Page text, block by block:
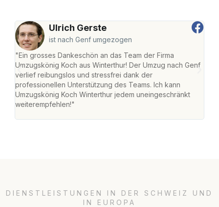
Ulrich Gerste
ist nach Genf umgezogen
"Ein grosses Dankeschön an das Team der Firma
Umzugskönig Koch aus Winterthur! Der Umzug nach Genf
verlief reibungslos und stressfrei dank der
professionellen Unterstützung des Teams. Ich kann
Umzugskönig Koch Winterthur jedem uneingeschränkt
weiterempfehlen!"
DIENSTLEISTUNGEN IN DER SCHWEIZ UND
IN EUROPA